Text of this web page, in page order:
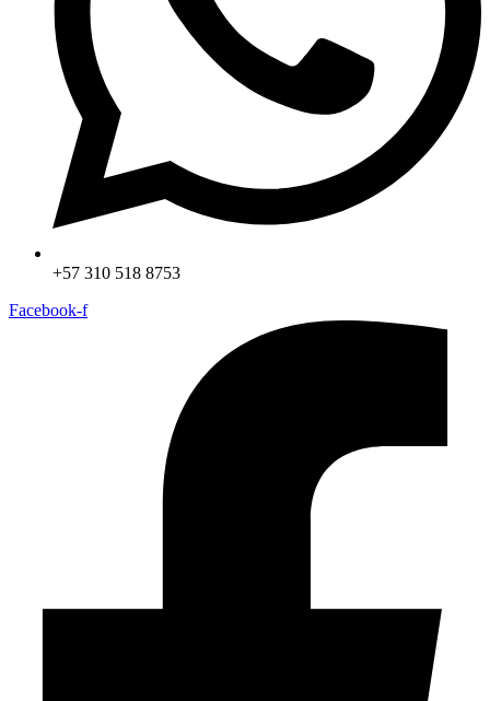
+57 310 518 8753
Facebook-f